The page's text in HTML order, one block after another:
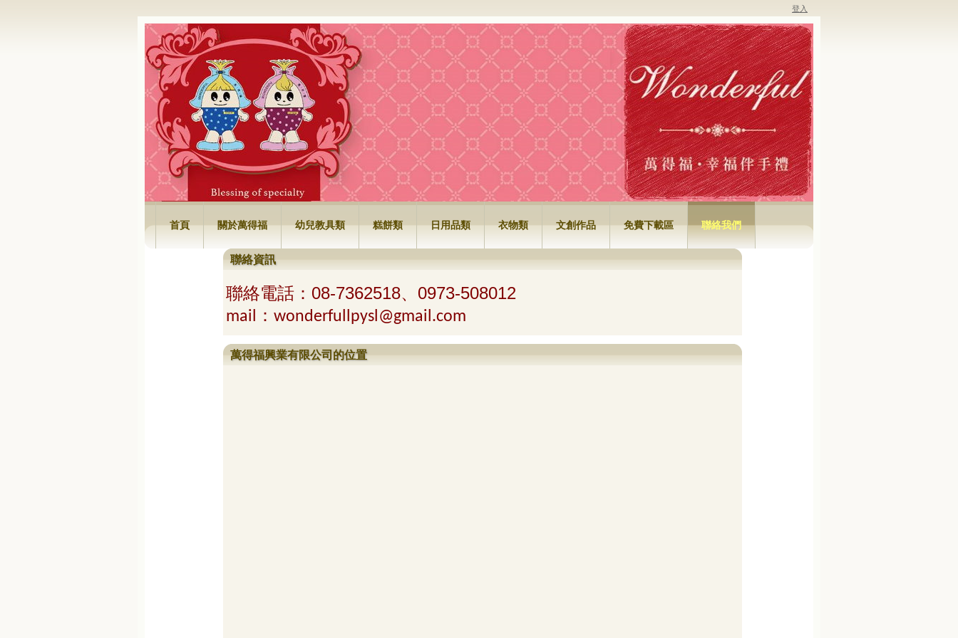
登入
萬得福興業有限公司
首頁 關於萬得福 幼兒教具類 糕餅類 日用品類 衣物類 文創作品 免費下載區 聯絡我們
聯絡資訊
聯絡電話 ： 08-7362518、0973-508012
mail： wonderfullpysl@gmail.com
萬得福興業有限公司的位置